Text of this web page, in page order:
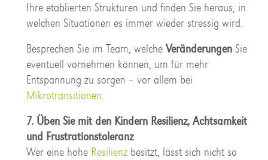
Ihre etablierten Strukturen und finden Sie heraus, in
welchen Situationen es immer wieder stressig wird.
Besprechen Sie im Team, welche VeränderungenSie
eventuell vornehmen können, um für mehr
Entspannung zu sorgen – vor allem bei
Mikrotransitionen.
7. Üben Sie mit den Kindern Resilienz, Achtsamkeit
und Frustrationstoleranz
Wer eine hohe Resilienzbesitzt, lässt sich nicht so